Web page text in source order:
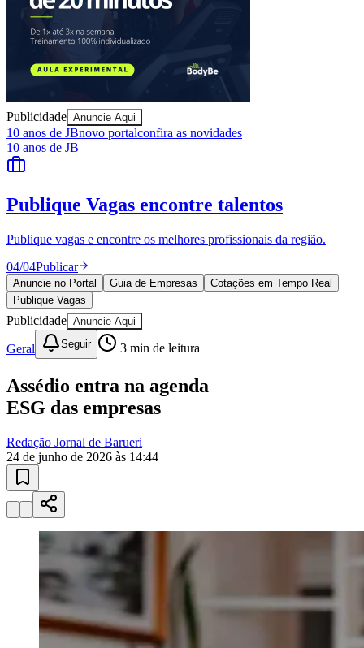
Vitória
Publicidade
confira as novidades
10 anos de JB
Publique Vagas
Publique vagas e encontre os melhores profissionais da região.
Anuncie no Portal Guia de Empresas
Cotações em Tempo Real
Publique Vagas
Publicidade Anuncie Aqui
Geral Seguir 3min de leitura
Assédio entra na agenda
Redação Jornal de Barueri
24 de junho de 2026 às 14:44